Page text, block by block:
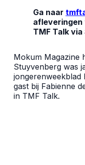
Ga naar
TMF Talk
Mokum Magazine
Stuyvenberg was
jongerenweekblad
gast bij Fabienne
in TMF Talk.